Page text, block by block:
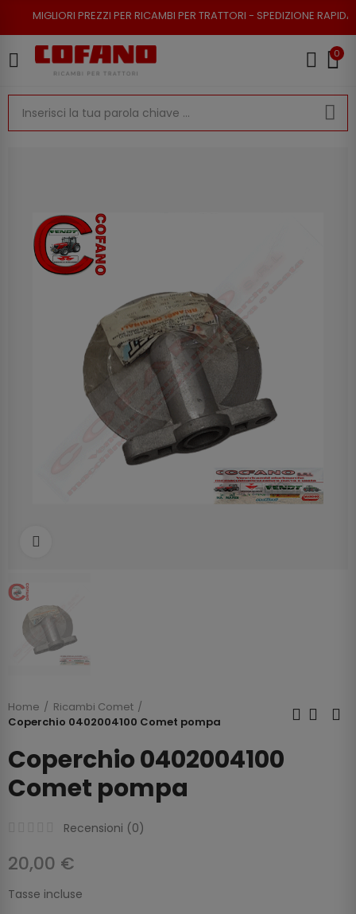
PREZZI PER RICAMBI PER TRATTORI - SPEDIZIONE RAPIDA - RESO
0
Home
Ricambi Comet
Coperchio 0402004100 Comet pompa
Coperchio 0402004100
Comet pompa
Recensioni (0)
20,00 €
Tasse incluse